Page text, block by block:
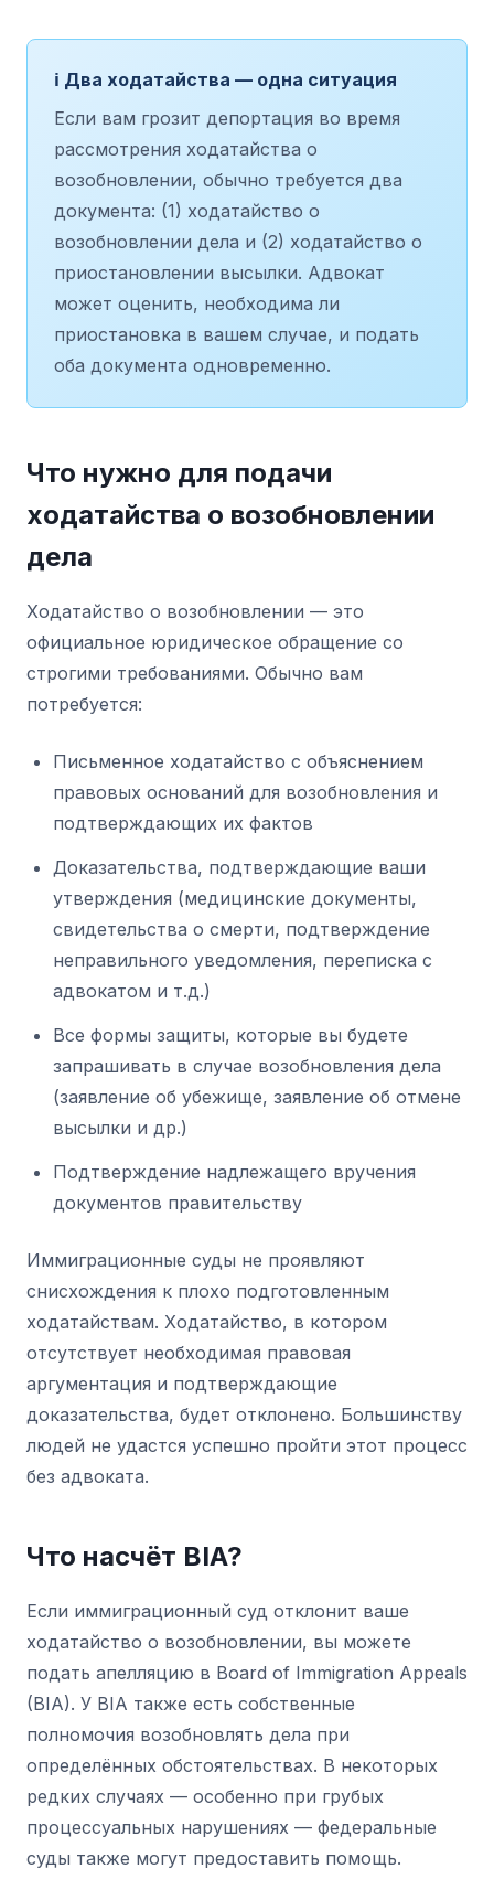
ℹ️ Два ходатайства — одна ситуация
Если вам грозит депортация во время
рассмотрения ходатайства о
возобновлении, обычно требуется два
документа: (1) ходатайство о
возобновлении дела и (2) ходатайство о
приостановлении высылки. Адвокат
может оценить, необходима ли
приостановка в вашем случае, и подать
оба документа одновременно.
Что нужно для подачи
ходатайства о возобновлении
дела
Ходатайство о возобновлении — это
официальное юридическое обращение со
строгими требованиями. Обычно вам
потребуется:
Письменное ходатайство с объяснением
правовых оснований для возобновления и
подтверждающих их фактов
Доказательства, подтверждающие ваши
утверждения (медицинские документы,
свидетельства о смерти, подтверждение
неправильного уведомления, переписка с
адвокатом и т.д.)
Все формы защиты, которые вы будете
запрашивать в случае возобновления дела
(заявление об убежище, заявление об отмене
высылки и др.)
Подтверждение надлежащего вручения
документов правительству
Иммиграционные суды не проявляют
снисхождения к плохо подготовленным
ходатайствам. Ходатайство, в котором
отсутствует необходимая правовая
аргументация и подтверждающие
доказательства, будет отклонено. Большинству
людей не удастся успешно пройти этот процесс
без адвоката.
Что насчёт BIA?
Если иммиграционный суд отклонит ваше
ходатайство о возобновлении, вы можете
подать апелляцию в Board of Immigration Appeals
(BIA). У BIA также есть собственные
полномочия возобновлять дела при
определённых обстоятельствах. В некоторых
редких случаях — особенно при грубых
процессуальных нарушениях — федеральные
суды также могут предоставить помощь.